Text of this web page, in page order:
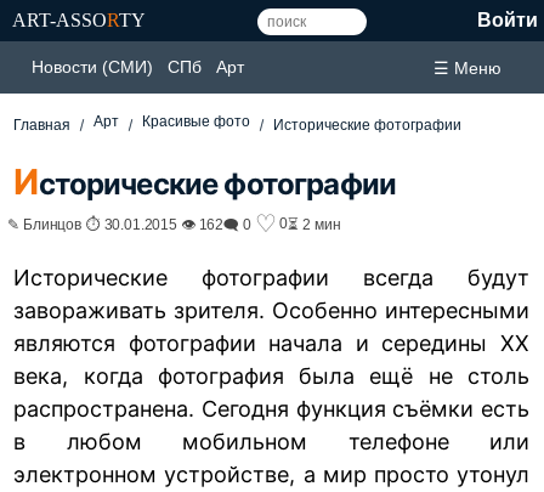
ART-ASSORTY Войти
Новости (СМИ) СПб Арт ☰ Меню
Главная Арт Красивые фото Исторические фотографии
Исторические фотографии
✎ Блинцов ⏱ 30.01.2015 👁 162🗨 0 ♡ 0⏳ 2 мин
Исторические фотографии всегда будут
завораживать зрителя. Особенно интересными
являются фотографии начала и середины XX
века, когда фотография была ещё не столь
распространена. Сегодня функция съёмки есть
в любом мобильном телефоне или
электронном устройстве, а мир просто утонул